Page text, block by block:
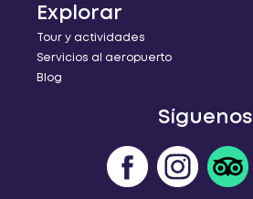
Explorar
Tour y actividades
Servicios al aeropuerto
Blog
Síguenos